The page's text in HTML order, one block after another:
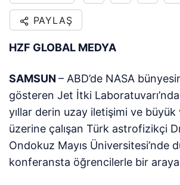
PAYLAŞ
HZF GLOBAL MEDYA
SAMSUN– ABD’de NASA
gösteren Jet İtki
yıllar derin uzay iletişimi ve büyük
üzerine çalışan Türk astrofizikçi
Ondokuz Mayıs Üniversitesi’nde
konferansta öğrencilerle bir